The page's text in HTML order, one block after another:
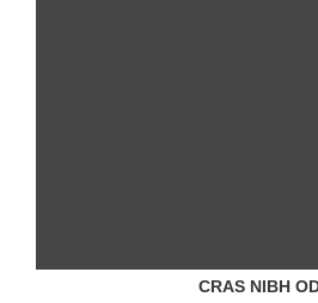
CRAS NIBH